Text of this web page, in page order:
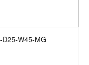
D25-W45-MG